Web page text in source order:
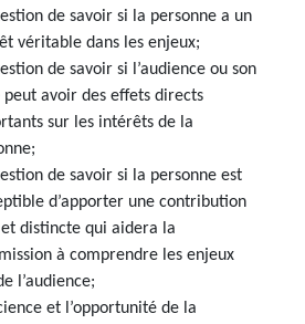
de savoir si la personne a un
véritable dans les enjeux;
de savoir si l’audience ou son
peut avoir des effets directs
sur les intérêts de la
de savoir si la personne est
d’apporter une contribution
distincte qui aidera la
à comprendre les enjeux
l’audience;
et l’opportunité de la